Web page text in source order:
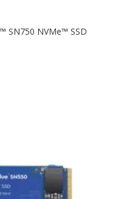
SN750 NVMe™ SSD